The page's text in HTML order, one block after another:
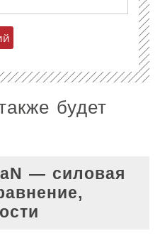
будет
— силовая